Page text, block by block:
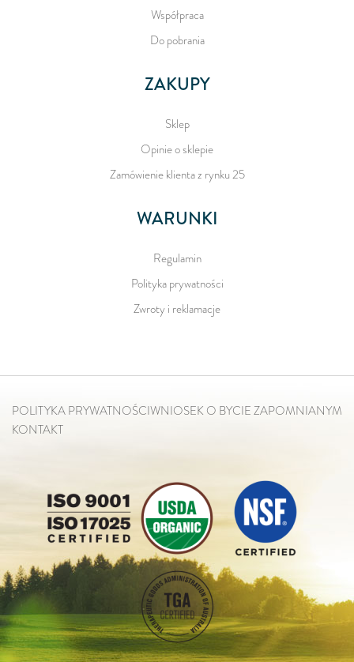
Współpraca
Do pobrania
ZAKUPY
Sklep
Opinie o sklepie
Zamówienie klienta z rynku 25
WARUNKI
Regulamin
Polityka prywatności
Zwroty i reklamacje
POLITYKA PRYWATNOŚCIWNIOSEK O BYCIE ZAPOMNIANYM
KONTAKT